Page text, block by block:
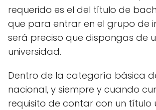
requerido es el del título de
que para entrar en el grupo de
será preciso que dispongas de
universidad.
Dentro de la categoría básica
nacional, y siempre y cuando
requisito de contar con un título